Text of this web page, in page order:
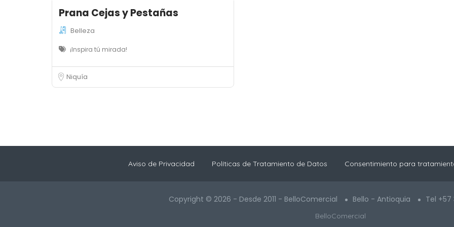
Prana Cejas y Pestañas
Belleza
¡Inspira tú mirada!
Niquía
Aviso de Privacidad Políticas de Tratamiento de Datos Consentimiento para
Copyright © 2026 - Desde 2011 - BelloComercial Bello - Antioquia Tel +57
BelloComercial